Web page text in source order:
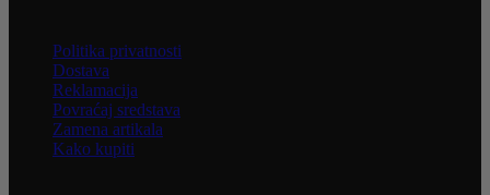
Politika privatnosti
Dostava
Reklamacija
Povraćaj sredstava
Zamena artikala
Kako kupiti